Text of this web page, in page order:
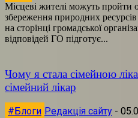
Місцеві жителі можуть пройти
збереження природних
на сторінці громадської
відповідей ГО підготує...
Чому я стала сімейною
сімейний лікар
#Блоги Редакція сайту -